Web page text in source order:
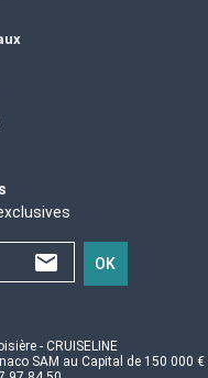
OK
- CRUISELINE
SAM au Capital de 150 000 €